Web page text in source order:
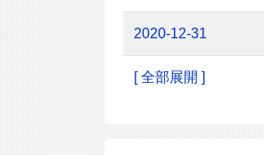
2020-12-31
[ 全部展開 ]